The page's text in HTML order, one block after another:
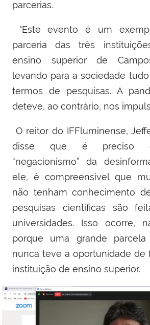
parcerias.
"Este evento é um
parceria das três
ensino superior de
levando para a sociedade
termos de pesquisas. A
deteve, ao contrário, nos
O reitor do IFFluminense,
disse que é preciso
“negacionismo” da
ele, é compreensível que
não tenham conhecimento
pesquisas científicas são
universidades. Isso ocorre,
porque uma grande
nunca teve a oportunidade de
instituição de ensino superior.